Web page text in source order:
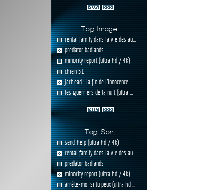
Top Image
rental family dans la vie des au...
predator badlands
minority report (ultra hd / 4k)
chien 51
jarhead : la fin de l'innocence ...
les guerriers de la nuit (ultra ...
Top Son
send help (ultra hd / 4k)
rental family dans la vie des au...
predator badlands
minority report (ultra hd / 4k)
arrête-moi si tu peux (ultra hd ...